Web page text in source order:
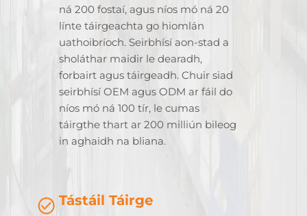
ná 200 fostaí, agus níos mó ná 20
línte táirgeachta go hiomlán
uathoibríoch. Seirbhísí aon-stad a
sholáthar maidir le dearadh,
forbairt agus táirgeadh. Chuir siad
seirbhísí OEM agus ODM ar fáil do
níos mó ná 100 tír, le cumas
táirgthe thart ar 200 milliún bileog
in aghaidh na bliana.
Tástáil Táirge